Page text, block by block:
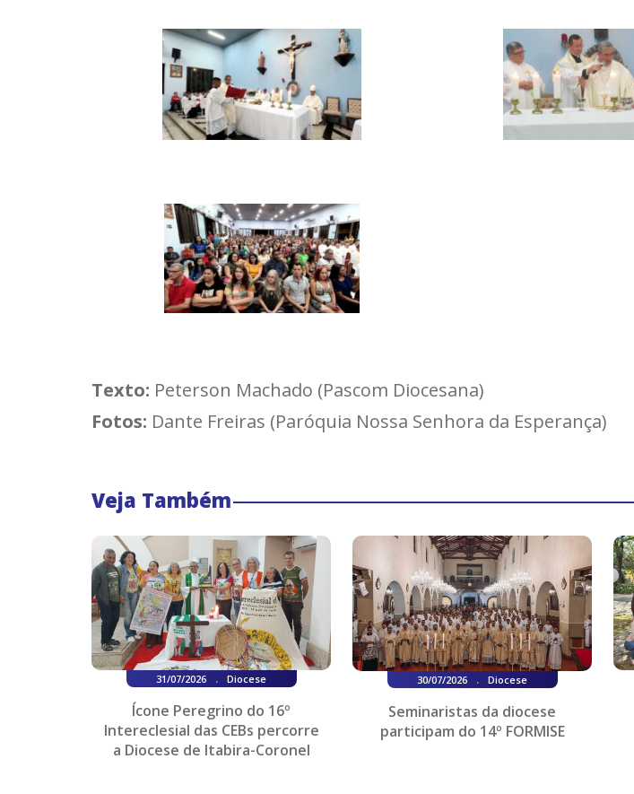
Texto: Peterson Machado (Pascom Diocesana)
Fotos: Dante Freiras (Paróquia Nossa Senhora da Esperança)
Veja Também
31/07/2026 . Diocese
Ícone Peregrino do 16º
Intereclesial das CEBs percorre
a Diocese de Itabira-Coronel
30/07/2026 . Diocese
Seminaristas da diocese
participam do 14º FORMISE